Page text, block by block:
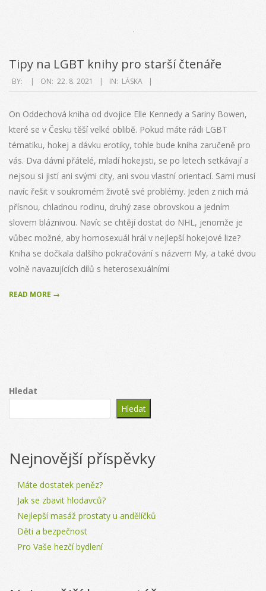
Tipy na LGBT knihy pro starší čtenáře
2021-
22
BY: ON: 22. 8. 2021 IN: LÁSKA
On Oddechová kniha od dvojice Elle Kennedy a Sariny Bowen,
které se v Česku těší velké oblibě. Pokud máte rádi LGBT
tématiku, hokej a dávku erotiky, tohle bude kniha zaručeně pro
vás. Dva dávní přátelé, mladí hokejisti, se po letech setkávají a
nejsou si jistí ani svými city, ani svou vlastní orientací. Sami musí
navíc řešit v soukromém životě své problémy. Jeden z nich má
přísnou, chladnou rodinu, druhý zase obrovskou a jedním
slovem bláznivou. Navíc se chtějí dostat do NHL, jenomže je
vůbec možné, aby homosexuál hrál v nejlepší hokejové lize?
Kniha se dočkala dalšího pokračování s názvem My, a také dvou
volně navazujících dílů s heterosexuálními
READ MORE →
Hledat
Hledat
Nejnovější příspěvky
Máte dostatek peněz?
Jak se zbavit hlodavců?
Nejlepší masáž prostaty u andělíčků
Děti a bezpečnost
Pro Vaše hezčí bydlení